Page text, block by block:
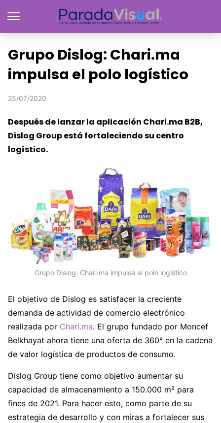
Grupo Dislog: Chari.ma
impulsa el polo logístico
25/07/2020
Después de lanzar la aplicación Chari.ma B2B,
Dislog Group está fortaleciendo su centro
logístico.
Grupo Dislog: Chari.ma impulsa el polo logístico
El objetivo de Dislog es satisfacer la creciente
demanda de actividad de comercio electrónico
realizada por Chari.ma. El grupo fundado por Moncef
Belkhayat ahora tiene una oferta de 360° en la cadena
de valor logística de productos de consumo.
Dislog Group tiene como objetivo aumentar su
capacidad de almacenamiento a 150.000 m² para
fines de 2021. Para hacer esto, como parte de su
estrategia de desarrollo y con miras a fortalecer sus